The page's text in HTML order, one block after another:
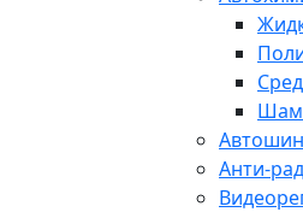
Анти-